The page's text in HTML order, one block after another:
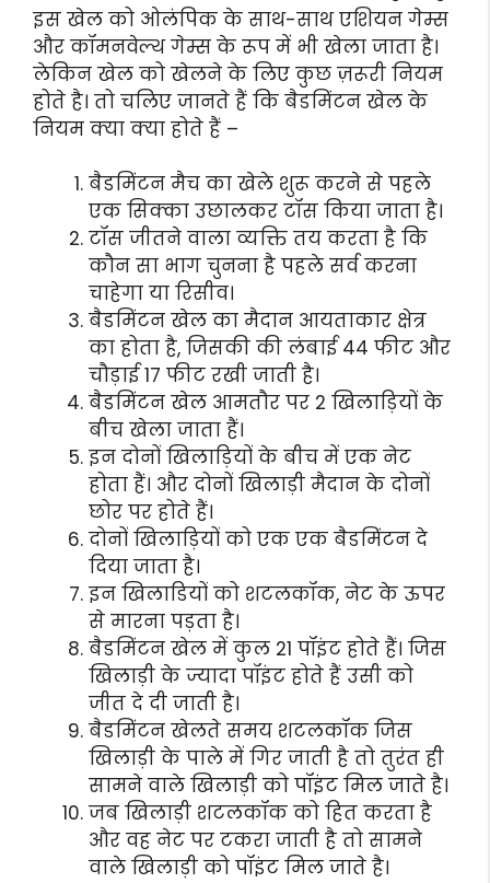
इस खेल को ओलंपिक के साथ-साथ एशियन गेम्स
और कॉमनवेल्थ गेम्स के रूप में भी खेला जाता है।
लेकिन खेल को खेलने के लिए कुछ ज़रूरी नियम
होते है। तो चलिए जानते हैं कि बैडमिंटन खेल के
नियम क्या क्या होते हैं –
बैडमिंटन मैच का खेले शुरू करने से पहले
एक सिक्का उछालकर टॉस किया जाता है।
टॉस जीतने वाला व्यक्ति तय करता है कि
कौन सा भाग चुनना है पहले सर्व करना
चाहेगा या रिसीव।
बैडमिंटन खेल का मैदान आयताकार क्षेत्र
का होता है, जिसकी की लंबाई 44 फीट और
चौड़ाई 17 फीट रखी जाती है।
बैडमिंटन खेल आमतौर पर 2 खिलाड़ियों के
बीच खेला जाता हैं।
इन दोनों खिलाड़ियों के बीच में एक नेट
होता हैं। और दोनों खिलाड़ी मैदान के दोनों
छोर पर होते हैं।
दोनों खिलाड़ियों को एक एक बैडमिंटन दे
दिया जाता है।
इन खिलाडियों को शटलकॉक, नेट के ऊपर
से मारना पड़ता है।
बैडमिंटन खेल में कुल 21 पॉइंट होते हैं। जिस
खिलाड़ी के ज्यादा पॉइंट होते हैं उसी को
जीत दे दी जाती है।
बैडमिंटन खेलते समय शटलकॉक जिस
खिलाड़ी के पाले में गिर जाती है तो तुरंत ही
सामने वाले खिलाड़ी को पॉइंट मिल जाते है।
जब खिलाड़ी शटलकॉक को हित करता है
और वह नेट पर टकरा जाती है तो सामने
वाले खिलाड़ी को पॉइंट मिल जाते है।